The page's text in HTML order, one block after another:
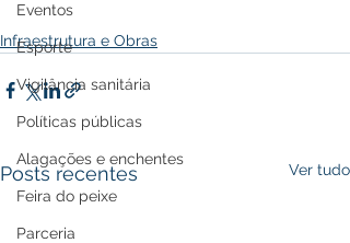
Eventos
Esporte
Vigilância sanitária
Políticas públicas
Alagações e enchentes
Feira do peixe
Parceria
Infraestrutura e Obras
Posts recentes Ver tudo